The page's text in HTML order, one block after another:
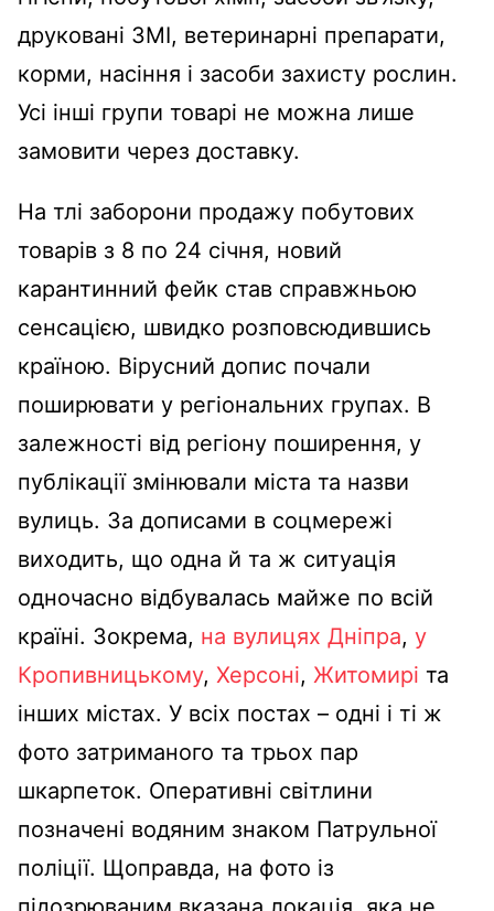
друковані ЗМІ, ветеринарні препарати,
корми, насіння і засоби захисту рослин.
Усі інші групи товарі не можна лише
замовити через доставку.
На тлі заборони продажу побутових
товарів з 8 по 24 січня, новий
карантинний фейк став справжньою
сенсацією, швидко розповсюдившись
країною. Вірусний допис почали
поширювати у регіональних групах. В
залежності від регіону поширення, у
публікації змінювали міста та назви
вулиць. За дописами в соцмережі
виходить, що одна й та ж ситуація
одночасно відбувалась майже по всій
країні. Зокрема, на вулицях Дніпра, у
Кропивницькому, Херсоні, Житомирі та
інших містах. У всіх постах – одні і ті ж
фото затриманого та трьох пар
шкарпеток. Оперативні світлини
позначені водяним знаком Патрульної
поліції. Щоправда, на фото із